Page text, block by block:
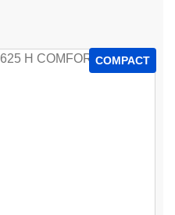
COMPACT